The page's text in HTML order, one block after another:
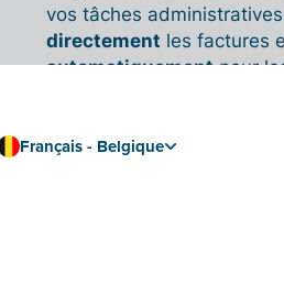
vos tâches
directement les factures
automatiquementpour
les transférer très
Français - Belgique